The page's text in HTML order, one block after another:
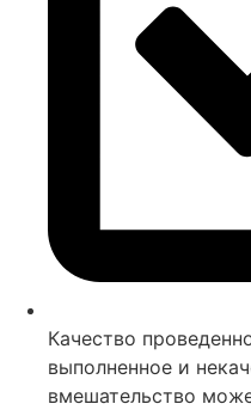
Качество
выполненное и
вмешательство